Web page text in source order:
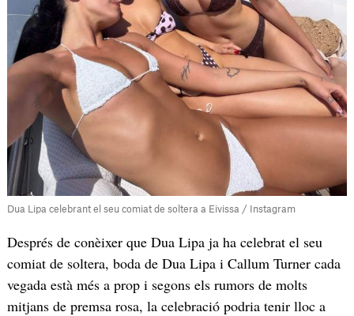
Dua Lipa celebrant el seu comiat de soltera a Eivissa / Instagram
Després de conèixer que Dua Lipa ja ha celebrat el seu
comiat de soltera, boda de Dua Lipa i Callum Turner cada
vegada està més a prop i segons els rumors de molts
mitjans de premsa rosa, la celebració podria tenir lloc a